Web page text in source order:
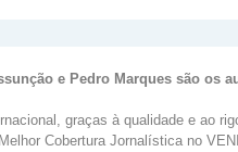
e Pedro Marques são os
graças à qualidade e ao
Cobertura Jornalística no